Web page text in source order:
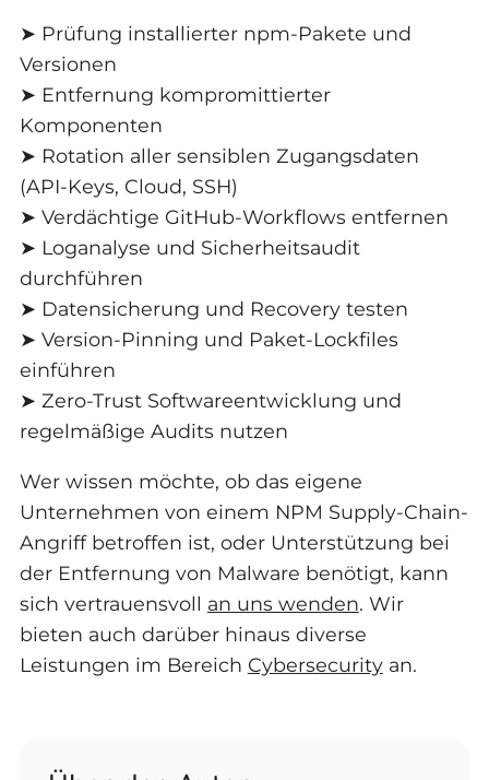
➤ Prüfung installierter npm-Pakete und
Versionen
➤ Entfernung kompromittierter
Komponenten
➤ Rotation aller sensiblen Zugangsdaten
(API-Keys, Cloud, SSH)
➤ Verdächtige GitHub-Workflows entfernen
➤ Loganalyse und Sicherheitsaudit
durchführen
➤ Datensicherung und Recovery testen
➤ Version-Pinning und Paket-Lockfiles
einführen
➤ Zero-Trust Softwareentwicklung und
regelmäßige Audits nutzen
Wer wissen möchte, ob das eigene
Unternehmen von einem NPM Supply-Chain-
Angriff betroffen ist, oder Unterstützung bei
der Entfernung von Malware benötigt, kann
sich vertrauensvoll an uns wenden. Wir
bieten auch darüber hinaus diverse
Leistungen im Bereich Cybersecurityan.